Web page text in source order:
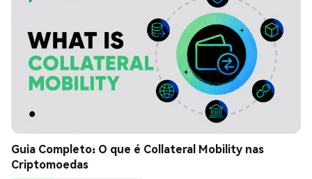
Guia Completo: O que é Collateral Mobility nas
Criptomoedas